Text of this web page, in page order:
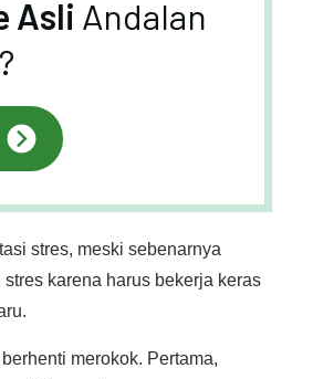
Asli Andalan
stres, meski sebenarnya
karena harus bekerja keras
merokok. Pertama,